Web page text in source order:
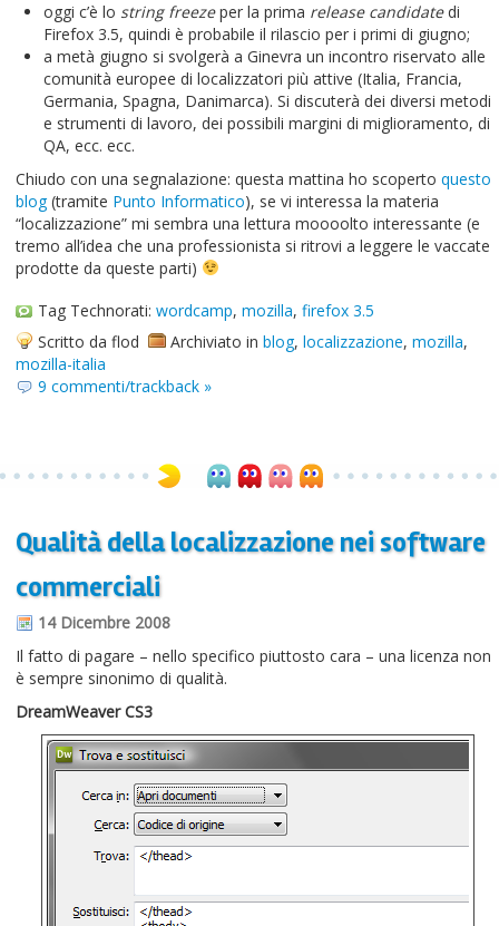
oggi c’è lo string freezeper la prima release candidatedi
Firefox 3.5, quindi è probabile il rilascio per i primi di giugno;
a metà giugno si svolgerà a Ginevra un incontro riservato alle
comunità europee di localizzatori più attive (Italia, Francia,
Germania, Spagna, Danimarca). Si discuterà dei diversi metodi
e strumenti di lavoro, dei possibili margini di miglioramento, di
QA, ecc. ecc.
Chiudo con una segnalazione: questa mattina ho scoperto questo
blog(tramite Punto Informatico), se vi interessa la materia
“localizzazione” mi sembra una lettura moooolto interessante (e
tremo all’idea che una professionista si ritrovi a leggere le vaccate
prodotte da queste parti)
Tag Technorati: wordcamp, mozilla, firefox 3.5
Scritto da flod
Archiviato in blog, localizzazione, mozilla,
mozilla-italia
9 commenti/trackback »
Qualità della localizzazione nei software
commerciali
14 Dicembre 2008
Il fatto di pagare – nello specifico piuttosto cara – una licenza non
è sempre sinonimo di qualità.
DreamWeaver CS3